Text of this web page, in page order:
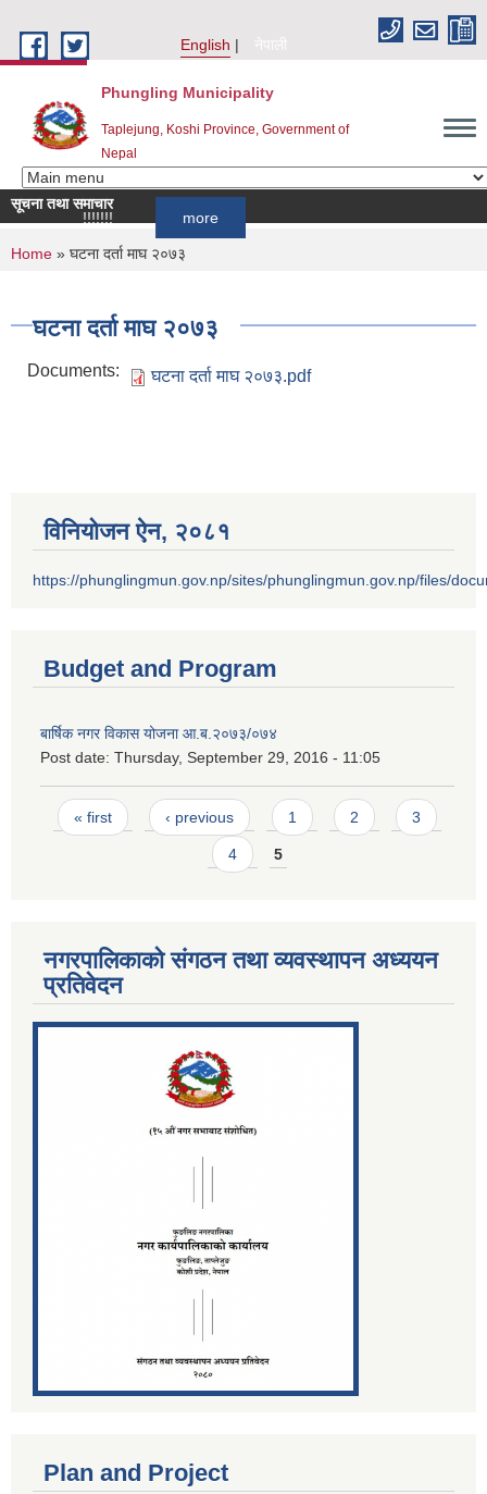
English
नेपाली
Phungling Municipality
Taplejung, Koshi Province, Government of
Nepal
सूचना तथा समाचार
You are here
Home » घटना दर्ता माघ २०७३
घटना दर्ता माघ २०७३
Documents: घटना दर्ता माघ २०७३.pdf
विनियोजन ऐन‚ २०८१
https://phunglingmun.gov.np/sites/phunglingmun.gov.np/files/
Budget and Program
बार्षिक नगर विकास योजना आ.ब.२०७३/०७४
Post date: Thursday, September 29, 2016 - 11:05
Pages
« first ‹ previous 1 2 3
4 5
नगरपालिकाको संगठन तथा व्यवस्थापन अध्ययन
प्रतिवेदन
Plan and Project